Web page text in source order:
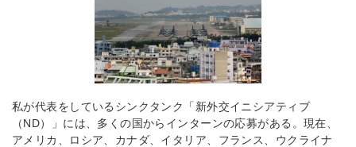
私が代表をしているシンクタンク「新外交イニシアティブ
（ND）」には、多くの国からインターンの応募がある。現在、
アメリカ、ロシア、カナダ、イタリア、フランス、ウクライナ